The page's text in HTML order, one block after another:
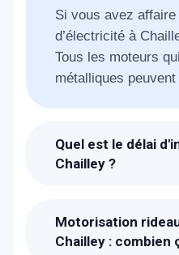
Si vous avez
d’électricité à
Tous les moteurs
métalliques
Quel est le délai
Chailley ?
vous à Chailley
dépanner.
Motorisation
Chailley : combien